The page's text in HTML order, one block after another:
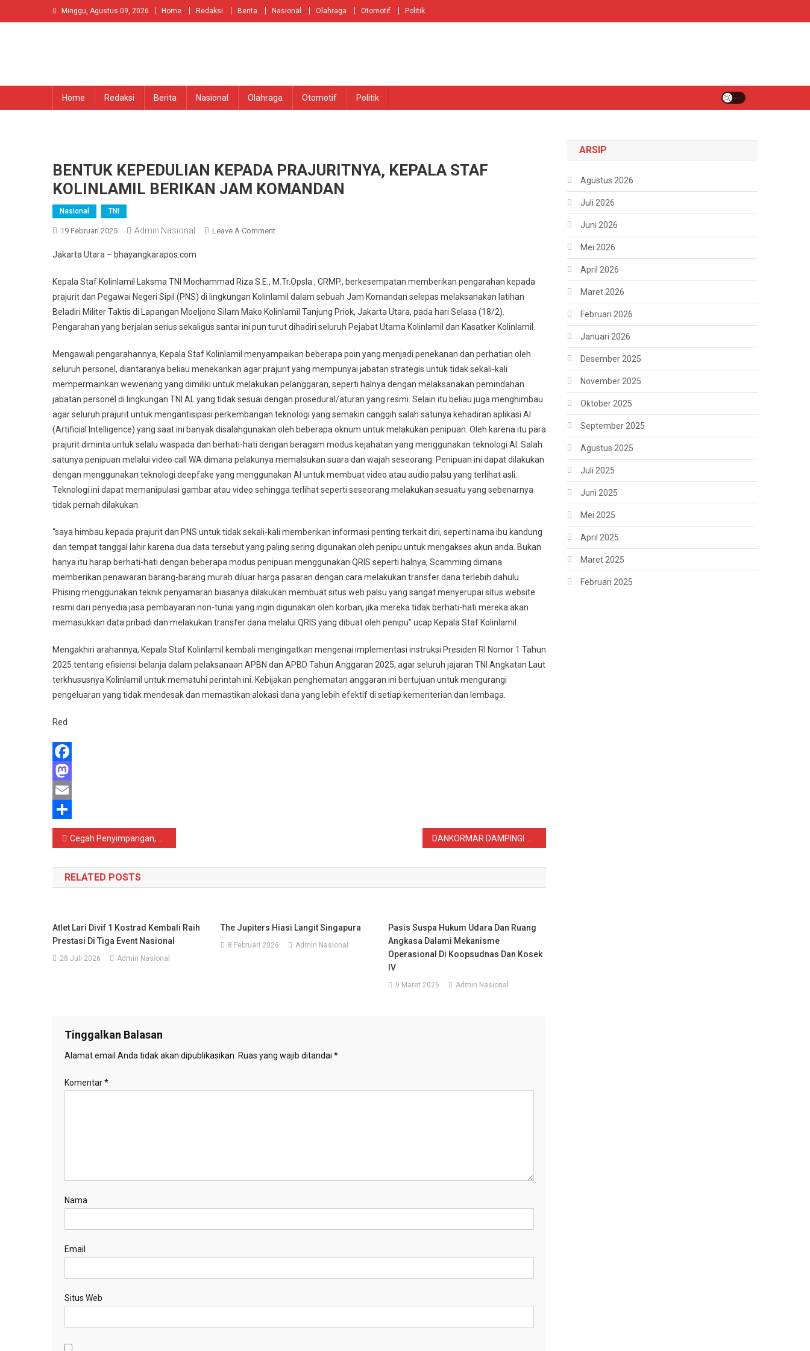
to
Minggu, Agustus 09, 2026 Home Redaksi Berita Nasional Olahraga Otomotif Politik
Home Redaksi Berita Nasional Olahraga Otomotif Politik
BENTUK KEPEDULIAN KEPADA PRAJURITNYA, KEPALA STAF
KOLINLAMIL BERIKAN JAM KOMANDAN
Nasional TNI
19 Februari 2025 Admin Nasional Leave A CommentOn
PRAJURITNYA,
KEPALA
STAF
KOLINLAMIL
JAM
KOMANDAN
Jakarta Utara – bhayangkarapos.com
Kepala Staf Kolinlamil Laksma TNI Mochammad Riza S.E., M.Tr.Opsla., CRMP., berkesempatan memberikan pengarahan kepada
prajurit dan Pegawai Negeri Sipil (PNS) di lingkungan Kolinlamil dalam sebuah Jam Komandan selepas melaksanakan latihan
Beladiri Militer Taktis di Lapangan Moeljono Silam Mako Kolinlamil Tanjung Priok, Jakarta Utara, pada hari Selasa (18/2).
Pengarahan yang berjalan serius sekaligus santai ini pun turut dihadiri seluruh Pejabat Utama Kolinlamil dan Kasatker Kolinlamil.
Mengawali pengarahannya, Kepala Staf Kolinlamil menyampaikan beberapa poin yang menjadi penekanan dan perhatian oleh
seluruh personel, diantaranya beliau menekankan agar prajurit yang mempunyai jabatan strategis untuk tidak sekali-kali
mempermainkan wewenang yang dimiliki untuk melakukan pelanggaran, seperti halnya dengan melaksanakan pemindahan
jabatan personel di lingkungan TNI AL yang tidak sesuai dengan prosedural/aturan yang resmi. Selain itu beliau juga menghimbau
agar seluruh prajurit untuk mengantisipasi perkembangan teknologi yang semakin canggih salah satunya kehadiran aplikasi AI
(Artificial Intelligence) yang saat ini banyak disalahgunakan oleh beberapa oknum untuk melakukan penipuan. Oleh karena itu para
prajurit diminta untuk selalu waspada dan berhati-hati dengan beragam modus kejahatan yang menggunakan teknologi AI. Salah
satunya penipuan melalui video call WA dimana pelakunya memalsukan suara dan wajah seseorang. Penipuan ini dapat dilakukan
dengan menggunakan teknologi deepfake yang menggunakan AI untuk membuat video atau audio palsu yang terlihat asli.
Teknologi ini dapat memanipulasi gambar atau video sehingga terlihat seperti seseorang melakukan sesuatu yang sebenarnya
tidak pernah dilakukan.
“saya himbau kepada prajurit dan PNS untuk tidak sekali-kali memberikan informasi penting terkait diri, seperti nama ibu kandung
dan tempat tanggal lahir karena dua data tersebut yang paling sering digunakan oleh penipu untuk mengakses akun anda. Bukan
hanya itu harap berhati-hati dengan beberapa modus penipuan menggunakan QRIS seperti halnya, Scamming dimana
memberikan penawaran barang-barang murah diluar harga pasaran dengan cara melakukan transfer dana terlebih dahulu.
Phising menggunakan teknik penyamaran biasanya dilakukan membuat situs web palsu yang sangat menyerupai situs website
resmi dari penyedia jasa pembayaran non-tunai yang ingin digunakan oleh korban, jika mereka tidak berhati-hati mereka akan
memasukkan data pribadi dan melakukan transfer dana melalui QRIS yang dibuat oleh penipu” ucap Kepala Staf Kolinlamil.
Mengakhiri arahannya, Kepala Staf Kolinlamil kembali mengingatkan mengenai implementasi instruksi Presiden RI Nomor 1 Tahun
2025 tentang efisiensi belanja dalam pelaksanaan APBN dan APBD Tahun Anggaran 2025, agar seluruh jajaran TNI Angkatan Laut
terkhususnya Kolinlamil untuk mematuhi perintah ini. Kebijakan penghematan anggaran ini bertujuan untuk mengurangi
pengeluaran yang tidak mendesak dan memastikan alokasi dana yang lebih efektif di setiap kementerian dan lembaga.
Red
Facebook
Mastodon
Email
Share
Navigasi
pos
Cegah Penyimpangan, Polres Jepara Monitoring dan Cek Ketersediaan LPG 3 Kg
RELATED POSTS
Atlet Lari Divif 1 Kostrad Kembali Raih
Prestasi Di Tiga Event Nasional
28 Juli 2026 Admin Nasional
The Jupiters Hiasi Langit Singapura
8 Februari 2026 Admin Nasional
Pasis Suspa Hukum Udara Dan Ruang
Angkasa Dalami Mekanisme
Operasional Di Koopsudnas Dan Kosek
IV
9 Maret 2026 Admin Nasional
Tinggalkan Balasan
Alamat email Anda tidak akan dipublikasikan. Ruas yang wajib ditandai *
Komentar*
Nama
Email
Situs Web
ARSIP
Agustus 2026
Juli 2026
Juni 2026
Mei 2026
April 2026
Maret 2026
Februari 2026
Januari 2026
Desember 2025
November 2025
Oktober 2025
September 2025
Agustus 2025
Juli 2025
Juni 2025
Mei 2025
April 2025
Maret 2025
Februari 2025